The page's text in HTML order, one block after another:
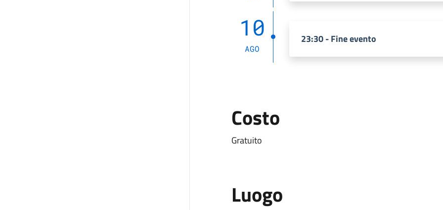
10
AGO
23:30 - Fine evento
Costo
Gratuito
Luogo